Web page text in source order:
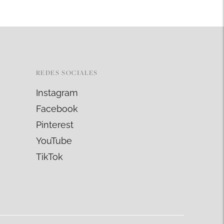
REDES SOCIALES
Instagram
Facebook
Pinterest
YouTube
TikTok